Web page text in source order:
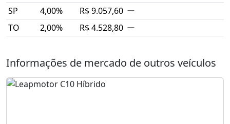
SP 4,00% R$ 9.057,60 —
TO 2,00% R$ 4.528,80 —
Informações de mercado de outros veículos